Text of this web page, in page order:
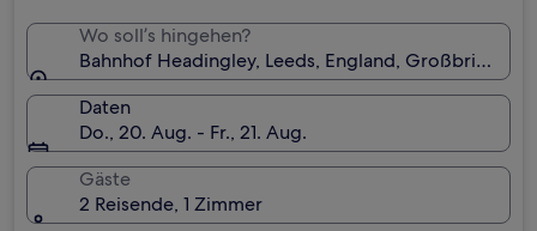
Wo soll’s hingehen?
Bahnhof Headingley, Leeds, England,
Daten
Do., 20. Aug. - Fr., 21. Aug.
Gäste
2 Reisende, 1 Zimmer